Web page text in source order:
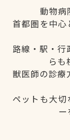
動物病
首都圏を中
路線・駅・
らも
獣医師の診
ペットも大
ー